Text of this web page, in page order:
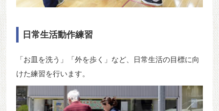
日常生活動作練習
「お皿を洗う」「外を歩く」など、日常生活の目標に向
けた練習を行います。